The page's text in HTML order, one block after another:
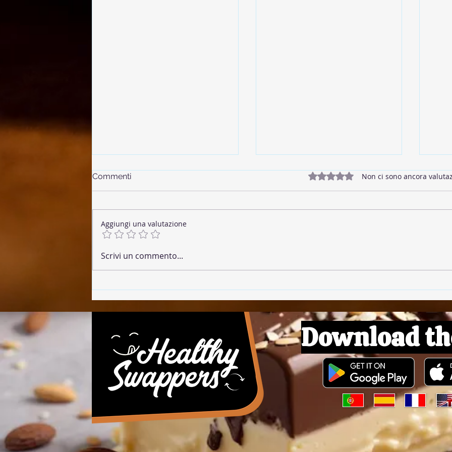
🌶 Chorizo Vegano
Commenti Valutazione 0 stelle su 5.
Non ci sono ancora
Aggiungi una valutazione
Scrivi un commento...
Download